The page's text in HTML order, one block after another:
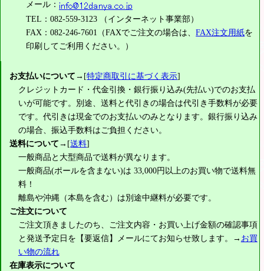
メール：
TEL：082-559-3123 （インターネット事業部）
FAX：082-246-7601（FAXでご注文の場合は、FAX注文用紙を
印刷してご利用ください。）
お支払いについて→[特定商取引に基づく表示]
クレジットカード・代金引換・銀行振り込み(先払い)でのお支払
いが可能です。別途、送料と代引きの場合は代引き手数料が必要
です。代引きは現金でのお支払いのみとなります。銀行振り込み
の場合、振込手数料はご負担ください。
送料について→[送料]
一般商品と大型商品で送料が異なります。
一般商品(ポールを含まない)は 33,000円以上のお買い物で送料無
料！
離島や沖縄（本島を含む）は別途中継料が必要です。
ご注文について
ご注文頂きましたのち、ご注文内容・お買い上げ金額の確認事項
と発送予定日を【要返信】メールにてお知らせ致します。→ お買
い物の流れ
在庫表示について